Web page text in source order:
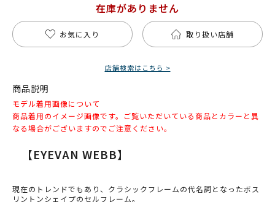
在庫がありません
お気に入り 取り扱い店舗
店舗検索はこちら >
商品説明
モデル着用画像について
商品着用のイメージ画像です。ご覧いただいている商品とカラーと異
なる場合がございますのでご注意ください。
【EYEVAN WEBB】
現在のトレンドでもあり、クラシックフレームの代名詞となったボス
リントンシェイプのセルフレーム。